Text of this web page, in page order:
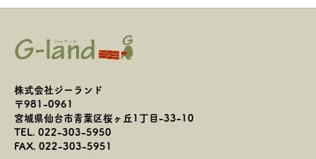
株式会社ジーランド
〒981-0961
宮城県仙台市青葉区桜ヶ丘1丁目-33-10
TEL. 022-303-5950
FAX. 022-303-5951